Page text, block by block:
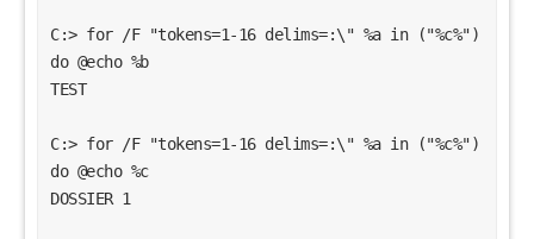
C:> for /F "tokens=1-16 delims=:\" %a in ("%c%")
do @echo %b
TEST
C:> for /F "tokens=1-16 delims=:\" %a in ("%c%")
do @echo %c
DOSSIER 1